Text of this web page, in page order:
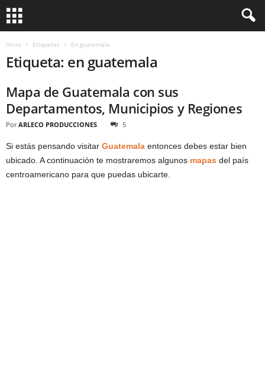
Inicio Etiquetas En guatemala
Etiqueta: en guatemala
Mapa de Guatemala con sus
Departamentos, Municipios y Regiones
Por ARLECO PRODUCCIONES 5
Si estás pensando visitar Guatemala entonces debes estar bien
ubicado. A continuación te mostraremos algunos mapas del país
centroamericano para que puedas ubicarte.